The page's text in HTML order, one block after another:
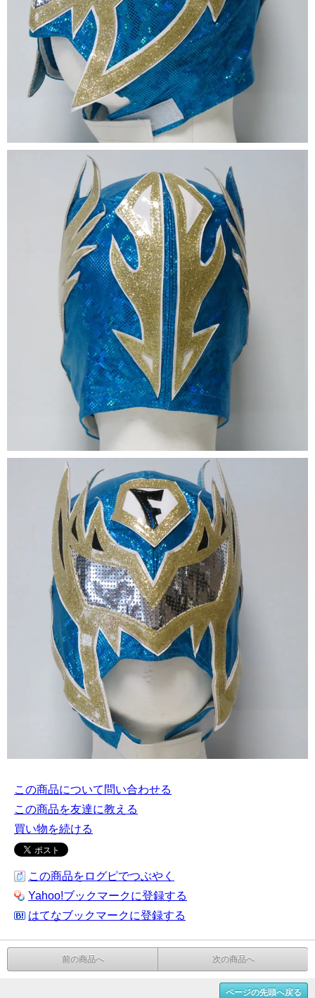
この商品について問い合わせる
この商品を友達に教える
買い物を続ける
この商品をログピでつぶやく
Yahoo!ブックマークに登録する
はてなブックマークに登録する
前の商品へ 次の商品へ
ページの先頭へ戻る